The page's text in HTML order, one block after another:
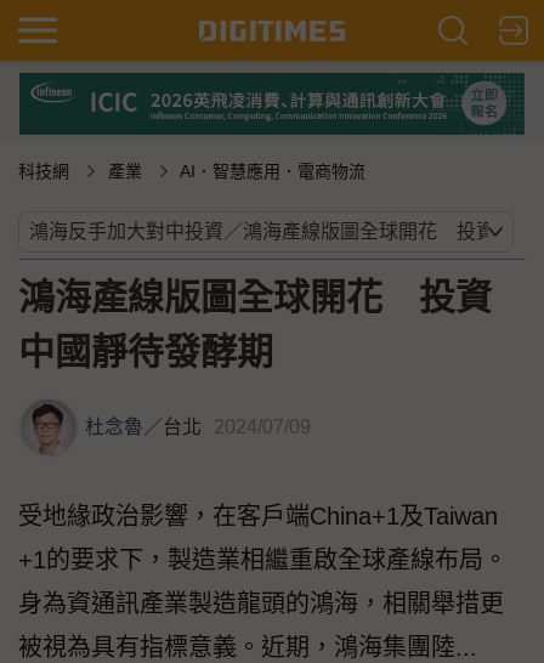
科技網 產業 AI．智慧應用．電商物流
鴻海產線版圖全球開花 投資
中國靜待發酵期
杜念魯／台北 2024/07/09
受地緣政治影響，在客戶端China+1及Taiwan
+1的要求下，製造業相繼重啟全球產線布局。
身為資通訊產業製造龍頭的鴻海，相關舉措更
被視為具有指標意義。近期，鴻海集團陸...